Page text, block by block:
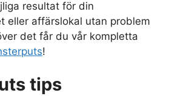
resultat för din
eller affärslokal utan problem
det får du vår kompletta
!
tips